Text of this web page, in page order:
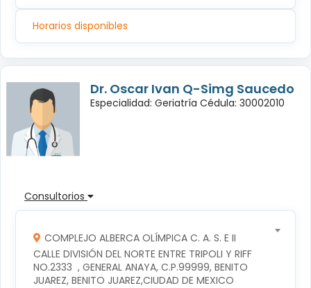
Horarios disponibles
Dr. Oscar Ivan Q-Simg Saucedo
Especialidad: Geriatría Cédula: 30002010
Consultorios
COMPLEJO ALBERCA OLÍMPICA C. A. S. E II
CALLE DIVISIÓN DEL NORTE ENTRE TRIPOLI Y RIFF
NO.2333  , GENERAL ANAYA, C.P.99999, BENITO
JUAREZ, BENITO JUAREZ,CIUDAD DE MEXICO